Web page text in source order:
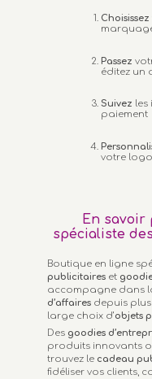
Choisissez
Passez
éditez un
Suivez les
paiement
votre
En savoir
spécialiste
Boutique en ligne
publicitaires et
accompagne dans
d’affaires depuis
large choix d’objets
Des goodies
produits innovants
trouvez le cadeau
fidéliser vos clients,